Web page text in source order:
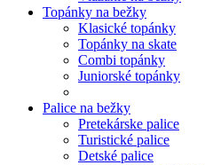
Topánky na bežky
Klasické topánky
Topánky na skate
Combi topánky
Juniorské topánky
Palice na bežky
Pretekárske palice
Turistické palice
Detské palice